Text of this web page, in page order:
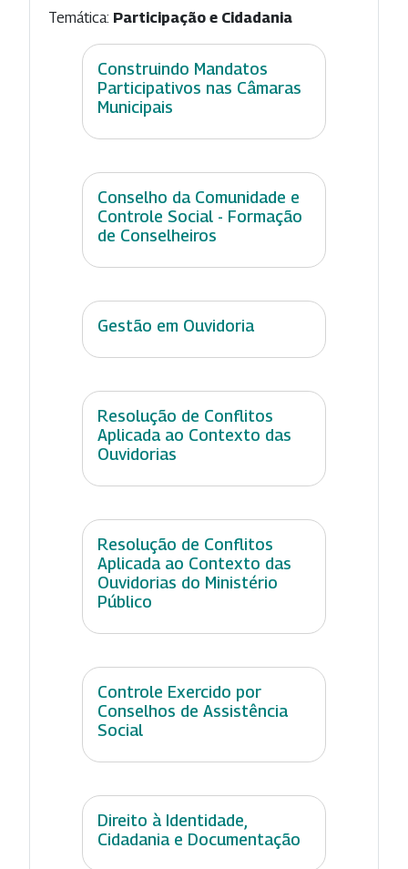
Temática: Participação e Cidadania
Construindo Mandatos
Participativos nas Câmaras
Municipais
Conselho da Comunidade e
Controle Social - Formação
de Conselheiros
Gestão em Ouvidoria
Resolução de Conflitos
Aplicada ao Contexto das
Ouvidorias
Resolução de Conflitos
Aplicada ao Contexto das
Ouvidorias do Ministério
Público
Controle Exercido por
Conselhos de Assistência
Social
Direito à Identidade,
Cidadania e Documentação